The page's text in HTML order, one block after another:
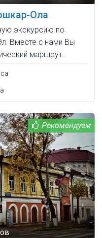
Ола
экскурсию по
Вместе с нами Вы
маршрут…